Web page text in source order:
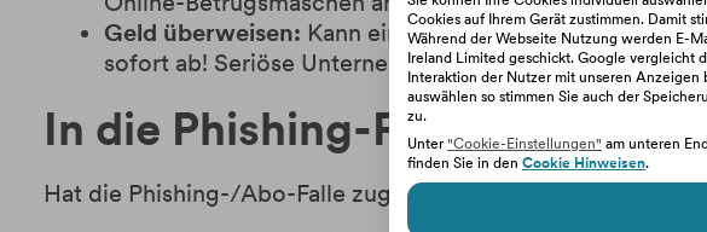
Cookies auf Ihrem Gerät zustimmen. Damit
Während der Webseite Nutzung werden E-
Ireland Limited geschickt. Google vergleicht
Interaktion der Nutzer mit unseren Anzeigen
auswählen so stimmen Sie auch der
zu.
Unter"Cookie-Einstellungen" am unteren
finden Sie in den Cookie Hinweisen.
Geld überweisen: Kann ein Gewinnspiel nur durch die
sofort ab! Seriöse Unternehmen verlangen kein Geld
In die Phishing-Falle getappt:
Hat die Phishing-/Abo-Falle zugeschnappt, ist schnelles